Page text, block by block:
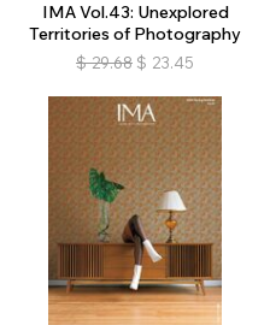
IMA Vol.43: Unexplored
Territories of Photography
$ 29.68 $ 23.45